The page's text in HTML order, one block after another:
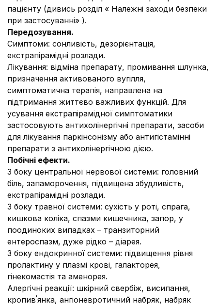
пацієнту (дивись розділ « Належні заходи безпеки
при застосуванні» ).
Передозування.
Симптоми: сонливість, дезорієнтація,
екстрапірамідні розлади.
Лікування: відміна препарату, промивання шлунка,
призначення активованого вугілля,
симптоматична терапія, направлена на
підтримання життєво важливих функцій. Для
усування екстрапірамідної симптоматики
застосовують антихолінергічні препарати, засоби
для лікування паркінсонізму або антигістамінні
препарати з антихолінергічною дією.
Побічні ефекти.
З боку центральної нервової системи: головний
біль, запаморочення, підвищена збудливість,
екстрапірамідні розлади.
З боку травної системи: сухість у роті, спрага,
кишкова коліка, спазми кишечника, запор, у
поодиноких випадках – транзиторний
ентероспазм, дуже рідко – діарея.
З боку ендокринної системи: підвищення рівня
пролактину у плазмі крові, галакторея,
гінекомастія та аменорея.
Алергічні реакції: шкірний свербіж, висипання,
кропив'янка, ангіоневротичний набряк, набряк